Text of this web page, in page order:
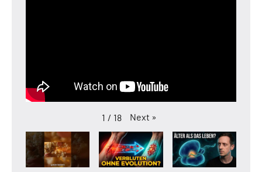
1 / 18 Next »